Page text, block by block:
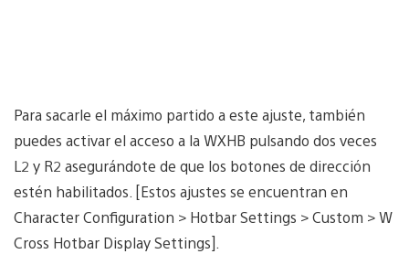
Para sacarle el máximo partido a este ajuste, también
puedes activar el acceso a la WXHB pulsando dos veces
L2 y R2 asegurándote de que los botones de dirección
estén habilitados. [Estos ajustes se encuentran en
Character Configuration > Hotbar Settings > Custom > W
Cross Hotbar Display Settings].